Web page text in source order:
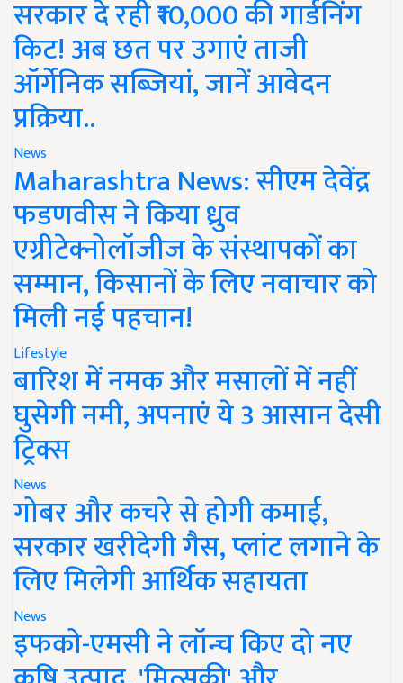
सरकार दे रही ₹10,000 की गार्डनिंग
किट! अब छत पर उगाएं ताजी
ऑर्गेनिक सब्जियां, जानें आवेदन
प्रक्रिया..
News
Maharashtra News: सीएम देवेंद्र
फडणवीस ने किया ध्रुव
एग्रीटेक्नोलॉजीज के संस्थापकों का
सम्मान, किसानों के लिए नवाचार को
मिली नई पहचान!
Lifestyle
बारिश में नमक और मसालों में नहीं
घुसेगी नमी, अपनाएं ये 3 आसान देसी
ट्रिक्स
News
गोबर और कचरे से होगी कमाई,
सरकार खरीदेगी गैस, प्लांट लगाने के
लिए मिलेगी आर्थिक सहायता
News
इफको-एमसी ने लॉन्च किए दो नए